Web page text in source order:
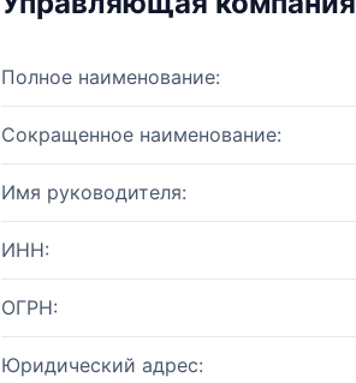
Полное наименование:
Сокращенное наименование:
Имя руководителя:
ИНН:
ОГРН:
Юридический адрес: